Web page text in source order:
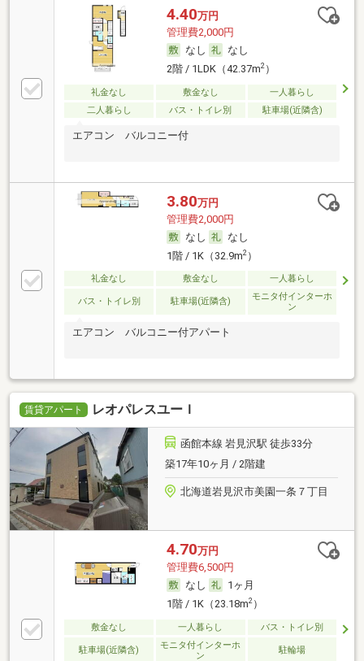
4.40万円
管理費2,000円
なし
なし
2階 / 1LDK（42.37m2）
礼金なし 敷金なし
一人暮らし
二人暮らし
バス・トイレ別 駐車場(近隣含)
エアコン バルコニー付
3.80万円
管理費2,000円
なし
なし
1階 / 1K（32.9m2）
礼金なし 敷金なし 一人暮らし
バス・トイレ別 駐車場(近隣含)
モニタ付インターホ
ン
エアコン バルコニー付アパート
賃貸アパート レオパレスユーＩ
函館本線 岩見沢駅 徒歩33分
築17年10ヶ月 / 2階建
北海道岩見沢市美園一条７丁目
4.70万円
管理費6,500円
なし
1ヶ月
1階 / 1K（23.18m2）
敷金なし 一人暮らし バス・トイレ別
駐車場(近隣含)
モニタ付インターホ
ン
駐輪場